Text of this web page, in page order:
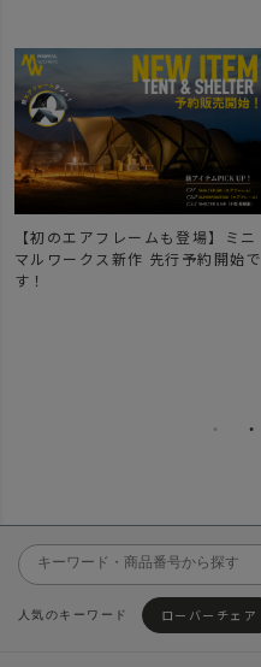
【初のエアフレームも登場】ミニ
マルワークス新作 先行予約開始で
す！
ローバーチェア